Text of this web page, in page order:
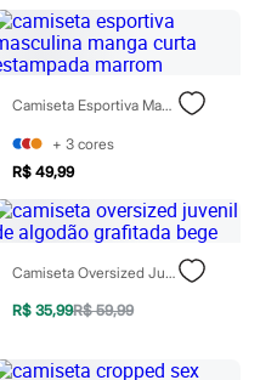
Camiseta Esportiva Masculina Manga Curta Estampada Marrom
+ 3 cores
R$ 49,99
Camiseta Oversized Juvenil De Algodão Grafitada Bege
R$ 35,99R$ 59,99